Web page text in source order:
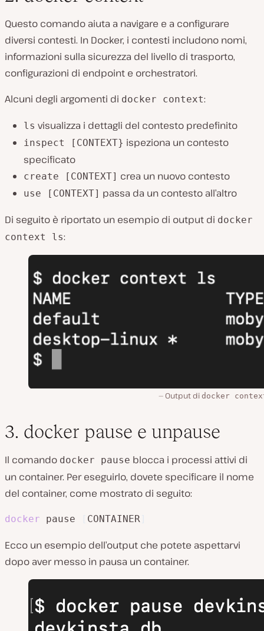
Questo comando aiuta a navigare e a configurare
diversi contesti. In Docker, i contesti includono nomi,
informazioni sulla sicurezza del livello di trasporto,
configurazioni di endpoint e orchestratori.
Alcuni degli argomenti di docker context:
ls visualizza i dettagli del contesto predefinito
inspect [CONTEXT} ispeziona un contesto
specificato
create [CONTEXT] crea un nuovo contesto
use [CONTEXT] passa da un contesto all’altro
Di seguito è riportato un esempio di output di docker
context ls:
Output di docker
3. docker pause e unpause
Il comando docker pause blocca i processi attivi di
un container. Per eseguirlo, dovete specificare il nome
del container, come mostrato di seguito:
docker pause CONTAINER
Ecco un esempio dell’output che potete aspettarvi
dopo aver messo in pausa un container.